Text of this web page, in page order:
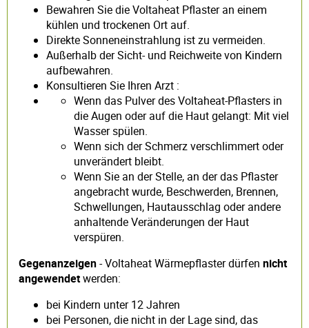
Bewahren Sie die Voltaheat Pflaster an einem
kühlen und trockenen Ort auf.
Direkte Sonneneinstrahlung ist zu vermeiden.
Außerhalb der Sicht- und Reichweite von Kindern
aufbewahren.
Konsultieren Sie Ihren Arzt :
Wenn das Pulver des Voltaheat-Pflasters in
die Augen oder auf die Haut gelangt: Mit viel
Wasser spülen.
Wenn sich der Schmerz verschlimmert oder
unverändert bleibt.
Wenn Sie an der Stelle, an der das Pflaster
angebracht wurde, Beschwerden, Brennen,
Schwellungen, Hautausschlag oder andere
anhaltende Veränderungen der Haut
verspüren.
Gegenanzeigen- Voltaheat Wärmepflaster dürfen nicht
angewendetwerden:
bei Kindern unter 12 Jahren
bei Personen, die nicht in der Lage sind, das